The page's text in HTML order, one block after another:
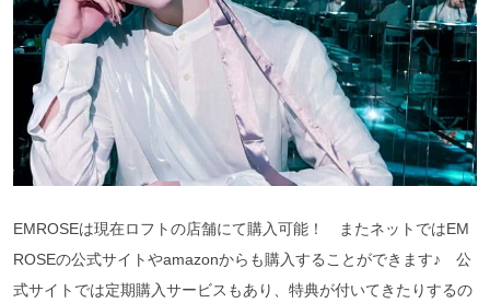
EMROSEは現在ロフトの店舗にて購入可能！ またネットではEM
ROSEの公式サイトやamazonからも購入することができます♪ 公
式サイトでは定期購入サービスもあり、特典が付いてきたりするの